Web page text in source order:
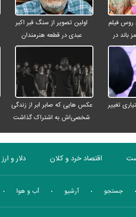
روس فیلم
باند در
اولین تصویر از سنگ قبر اکبر
عبدی در قطعه هنرمندان
تغییر
عکس هایی که صابر ابر از زندگی
شخصی‌اش به اشتراک گذاشت
اقتصاد خرد و کلان دلار و ارز
بورس انرژی چندرسانه ای جستجو آرشیو آب و هوا